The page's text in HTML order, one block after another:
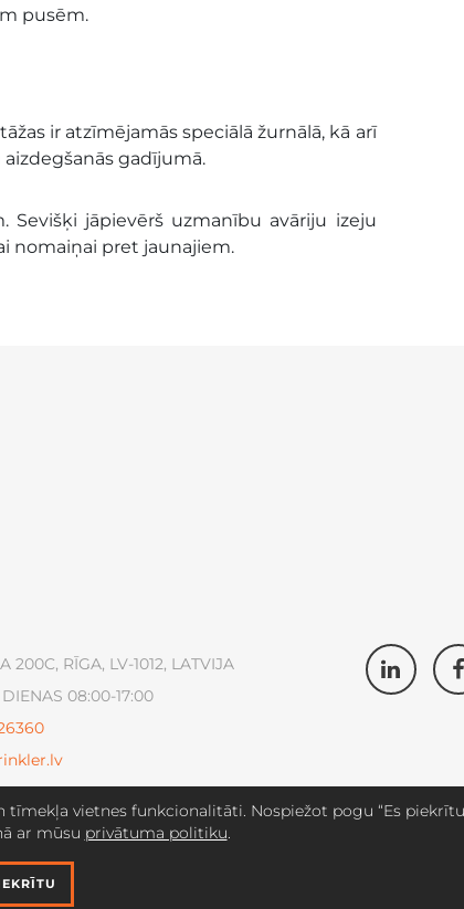
pusēm.
ir atzīmējamās speciālā žurnālā, kā arī
gadījumā.
Sevišķi jāpievērš uzmanību avāriju izeju
nomaiņai pret jaunajiem.
200C, RĪGA, LV-1012, LATVIJA
08:00-17:00
vietnes funkcionalitāti. Nospiežot pogu “Es
ar mūsu privātuma politiku